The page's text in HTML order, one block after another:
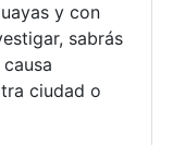
y con
sabrás
ciudad o